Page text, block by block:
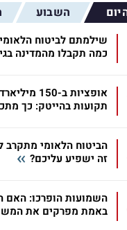
השבוע
כמה תקבלו מהמדינה
אופציות ב-150
תקועות בהייטק: כך
הביטוח הלאומי מתקרב
זה ישפיע עליכם?
השמועות הופרכו: האם
באמת מפרקים את